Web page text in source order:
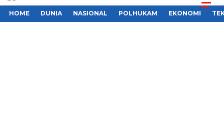
HOME DUNIA NASIONAL POLHUKAM EKONOMI